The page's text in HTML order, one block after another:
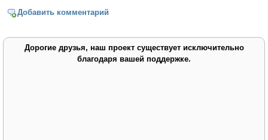
Добавить комментарий
Дорогие друзья, наш проект существует исключительно
благодаря вашей поддержке.